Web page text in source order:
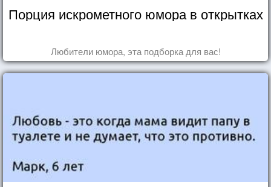
Порция искрометного юмора в открытках
Любители юмора, эта подборка для вас!